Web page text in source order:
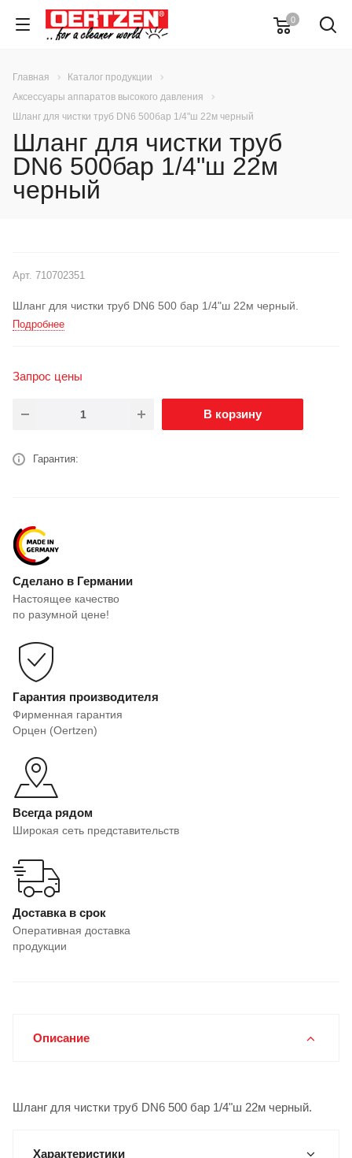
0
Главная
Каталог продукции
Аксессуары аппаратов высокого давления
Шланг для чистки труб DN6 500бар 1/4"ш 22м черный
Шланг для чистки труб
DN6 500бар 1/4"ш 22м
черный
Арт. 710702351
Шланг для чистки труб DN6 500 бар 1/4"ш 22м черный.
Подробнее
Запрос цены
В корзину
Гарантия:
Сделано в Германии
Настоящее качество
по разумной цене!
Гарантия производителя
Фирменная гарантия
Орцен (Oertzen)
Всегда рядом
Широкая сеть представительств
Доставка в срок
Оперативная доставка
продукции
Описание
Шланг для чистки труб DN6 500 бар 1/4"ш 22м черный.
Характеристики